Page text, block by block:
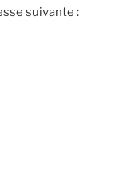
suivante :